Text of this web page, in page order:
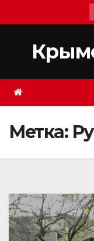
к
содержимому
Метка: